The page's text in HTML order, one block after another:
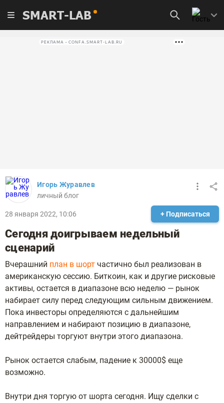
SMART-LAB
РЕКЛАМА • CONFA.SMART-LAB.RU
Игорь Журавлев
личный блог
28 января 2022, 10:06 + Подписаться
Сегодня доигрываем недельный
сценарий
Вчерашний план в шорт частично был реализован в
американскую сессию. Биткоин, как и другие рисковые
активы, остается в диапазоне всю неделю — рынок
набирает силу перед следующим сильным движением.
Пока инвесторы определяются с дальнейшим
направлением и набирают позицию в диапазоне,
дейтрейдеры торгуют внутри этого диапазона.
Рынок остается слабым, падение к 30000$ еще
возможно.
Внутри дня торгую от шорта сегодня. Ищу сделки с